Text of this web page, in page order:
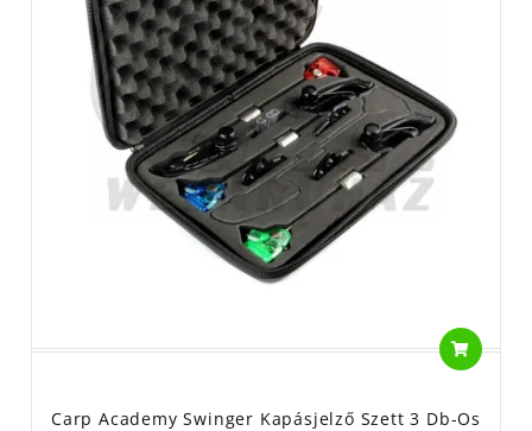
Carp Academy Swinger Kapásjelző Szett 3 Db-Os